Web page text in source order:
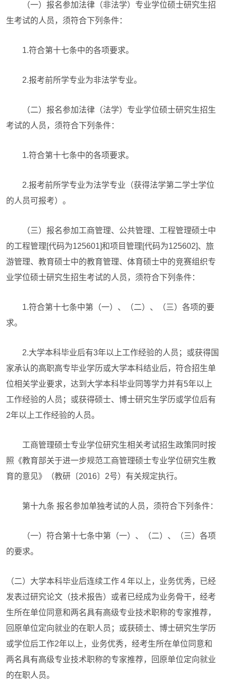
（一）报名参加法律（非法学）专业学位硕士研究生招
生考试的人员，须符合下列条件：
1.符合第十七条中的各项要求。
2.报考前所学专业为非法学专业。
（二）报名参加法律（法学）专业学位硕士研究生招生
考试的人员，须符合下列条件：
1.符合第十七条中的各项要求。
2.报考前所学专业为法学专业（获得法学第二学士学位
的人员可报考）。
（三）报名参加工商管理、公共管理、工程管理硕士中
的工程管理[代码为125601]和项目管理[代码为125602]、旅
游管理、教育硕士中的教育管理、体育硕士中的竞赛组织专
业学位硕士研究生招生考试的人员，须符合下列条件：
1.符合第十七条中第（一）、（二）、（三）各项的要
求。
2.大学本科毕业后有3年以上工作经验的人员；或获得国
家承认的高职高专毕业学历或大学本科结业后，符合招生单
位相关学业要求，达到大学本科毕业同等学力并有5年以上
工作经验的人员；或获得硕士、博士研究生学历或学位后有
2年以上工作经验的人员。
工商管理硕士专业学位研究生相关考试招生政策同时按
照《教育部关于进一步规范工商管理硕士专业学位研究生教
育的意见》（教研〔2016〕2号）有关规定执行。
第十九条 报名参加单独考试的人员，须符合下列条件：
（一）符合第十七条中第（一）、（二）、（三）各项
的要求。
（二）大学本科毕业后连续工作４年以上，业务优秀，已经
发表过研究论文（技术报告）或者已经成为业务骨干，经考
生所在单位同意和两名具有高级专业技术职称的专家推荐，
回原单位定向就业的在职人员；或获硕士、博士研究生学历
或学位后工作2年以上，业务优秀，经考生所在单位同意和
两名具有高级专业技术职称的专家推荐，回原单位定向就业
的在职人员。